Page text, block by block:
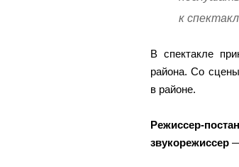
к
В спектакле
района. Со
в районе.
Режиссер-
звукорежиссер